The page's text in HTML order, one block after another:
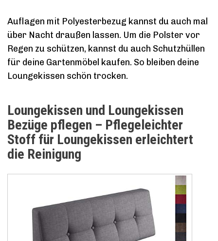
Auflagen mit Polyesterbezug kannst du auch mal
über Nacht draußen lassen. Um die Polster vor
Regen zu schützen, kannst du auch Schutzhüllen
für deine Gartenmöbel kaufen. So bleiben deine
Loungekissen schön trocken.
Loungekissen und Loungekissen
Bezüge pflegen – Pflegeleichter
Stoff für Loungekissen erleichtert
die Reinigung